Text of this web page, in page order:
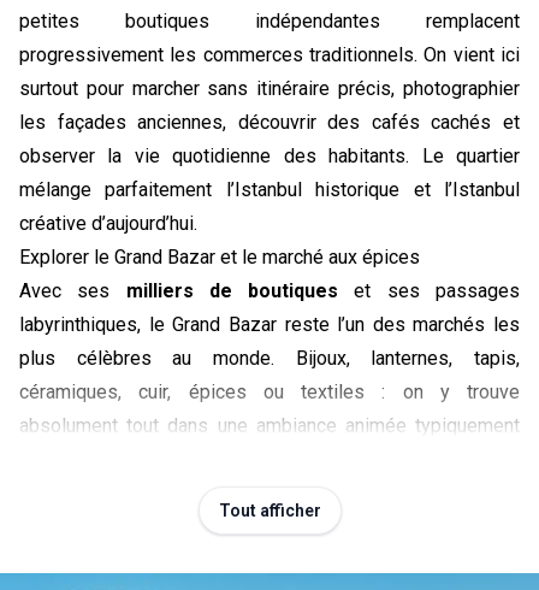
petites boutiques indépendantes remplacent
progressivement les commerces traditionnels. On vient ici
surtout pour marcher sans itinéraire précis, photographier
les façades anciennes, découvrir des cafés cachés et
observer la vie quotidienne des habitants. Le quartier
mélange parfaitement l’Istanbul historique et l’Istanbul
créative d’aujourd’hui.
Explorer le Grand Bazar et le marché aux épices
Avec ses milliers de boutiques et ses passages
labyrinthiques, le Grand Bazar reste l’un des marchés les
plus célèbres au monde. Bijoux, lanternes, tapis,
céramiques, cuir, épices ou textiles : on y trouve
absolument tout dans une ambiance animée typiquement
odeurs de thé, de café turc et d’épices envahissent les
Tout afficher